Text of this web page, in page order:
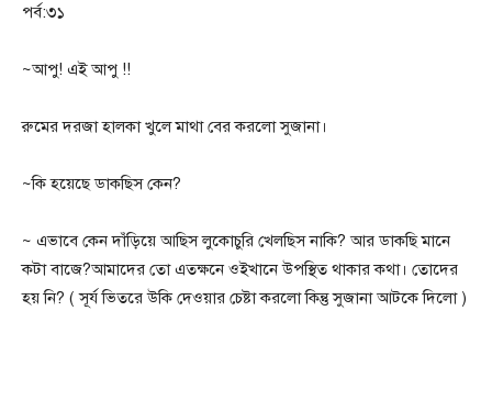
পর্ব:৩১
~আপু! এই আপু !!
রুমের দরজা হালকা খুলে মাথা বের করলো সুজানা।
~কি হয়েছে ডাকছিস কেন?
~ এভাবে কেন দাঁড়িয়ে আছিস লুকোচুরি খেলছিস নাকি? আর ডাকছি মানে
কটা বাজে?আমাদের তো এতক্ষনে ওইখানে উপস্থিত থাকার কথা। তোদের
হয় নি? ( সূর্য ভিতরে উকি দেওয়ার চেষ্টা করলো কিন্তু সুজানা আটকে দিলো )